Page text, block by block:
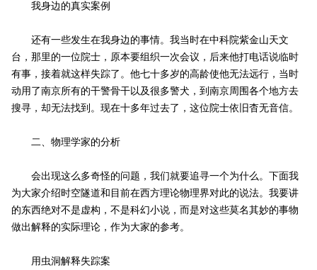
我身边的真实案例
还有一些发生在我身边的事情。我当时在中科院紫金山天文
台，那里的一位院士，原本要组织一次会议，后来他打电话说临时
有事，接着就这样失踪了。他七十多岁的高龄使他无法远行，当时
动用了南京所有的干警骨干以及很多警犬，到南京周围各个地方去
搜寻，却无法找到。现在十多年过去了，这位院士依旧杳无音信。
二、物理学家的分析
会出现这么多奇怪的问题，我们就要追寻一个为什么。下面我
为大家介绍时空隧道和目前在西方理论物理界对此的说法。我要讲
的东西绝对不是虚构，不是科幻小说，而是对这些莫名其妙的事物
做出解释的实际理论，作为大家的参考。
用虫洞解释失踪案